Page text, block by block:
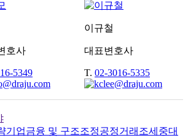
호사
5349
이규철
대표변호사
T. 02-3016-5335
기업금융 및 구조조정공정거래 조세 중대